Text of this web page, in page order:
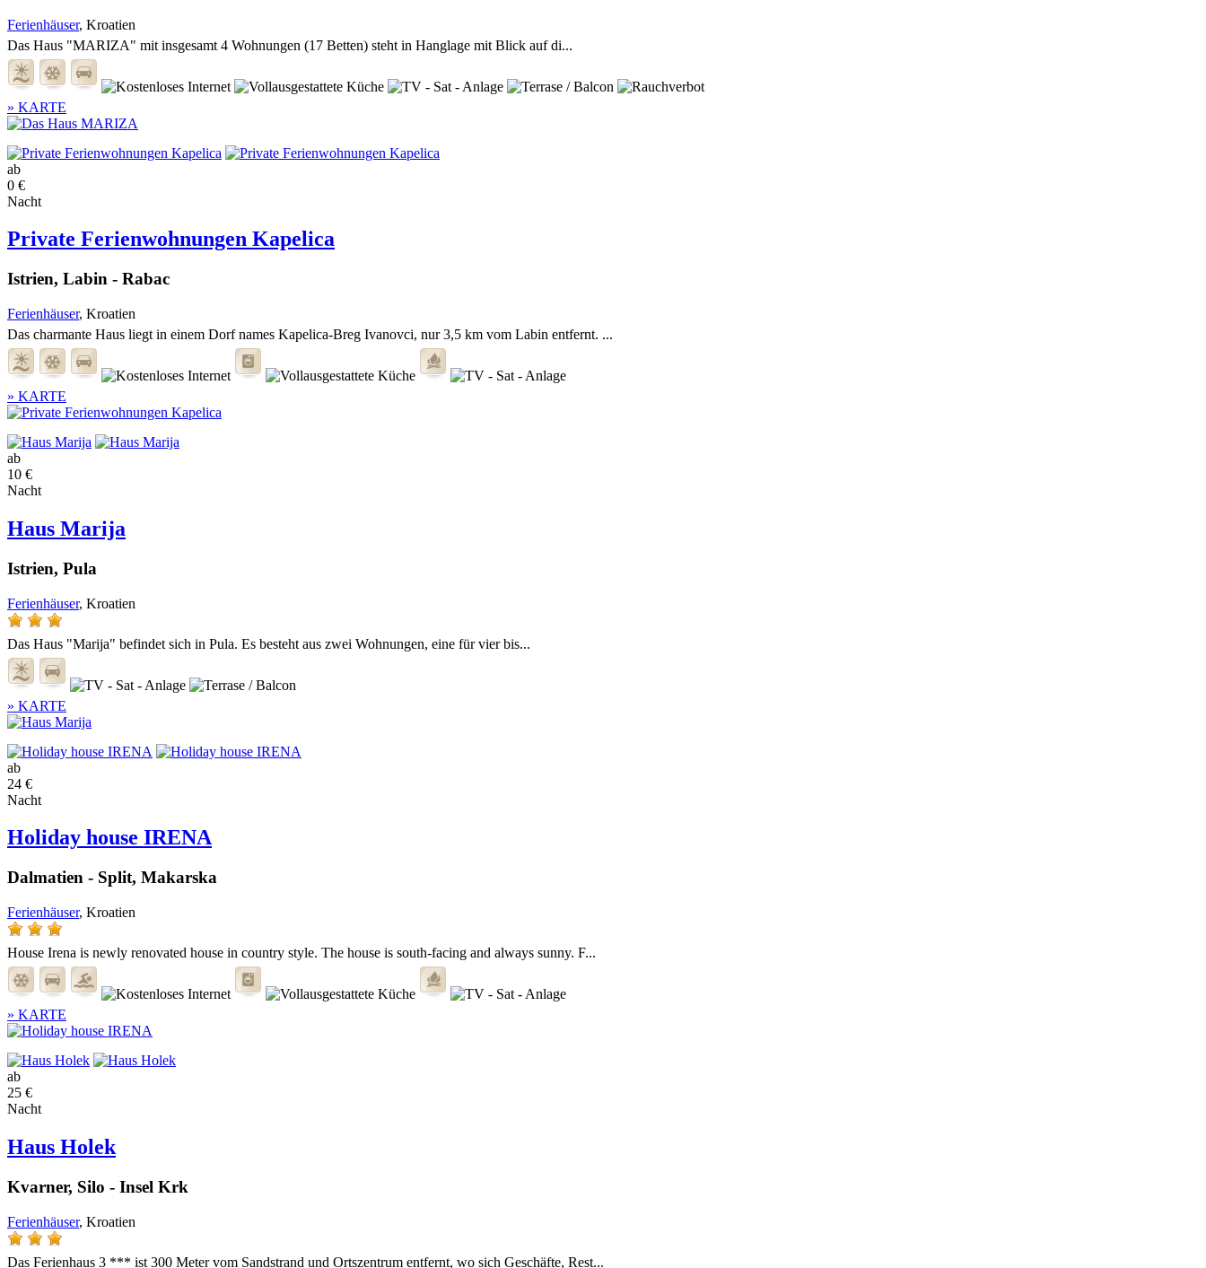
Ferienhäuser, Kroatien
Das Haus "MARIZA" mit insgesamt 4 Wohnungen (17 Betten) steht in Hanglage mit Blick auf di...
» KARTE
ab
0 €
Nacht
Private Ferienwohnungen Kapelica
Istrien, Labin - Rabac
Ferienhäuser, Kroatien
Das charmante Haus liegt in einem Dorf names Kapelica-Breg Ivanovci, nur 3,5 km vom Labin entfernt. ...
» KARTE
ab
10 €
Nacht
Haus Marija
Istrien, Pula
Ferienhäuser, Kroatien
Das Haus "Marija" befindet sich in Pula. Es besteht aus zwei Wohnungen, eine für vier bis...
» KARTE
ab
24 €
Nacht
Holiday house IRENA
Dalmatien - Split, Makarska
Ferienhäuser, Kroatien
House Irena is newly renovated house in country style. The house is south-facing and always sunny. F...
» KARTE
ab
25 €
Nacht
Haus Holek
Kvarner, Silo - Insel Krk
Ferienhäuser, Kroatien
Das Ferienhaus 3 *** ist 300 Meter vom Sandstrand und Ortszentrum entfernt, wo sich Geschäfte, Rest...